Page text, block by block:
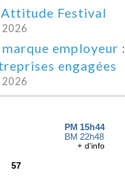
Festival
employeur :
engagées